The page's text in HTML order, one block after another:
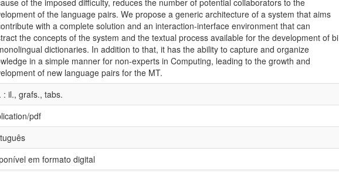
of the imposed difficulty, reduces the number of potential collaborators to the
of the language pairs. We propose a generic architecture of a system that aims
with a complete solution and an interaction-interface environment that can
the concepts of the system and the textual process available for the development of bi
dictionaries. In addition to that, it has the ability to capture and organize
in a simple manner for non-experts in Computing, leading to the growth and
of new language pairs for the MT.
: il., grafs., tabs.
pdf
em formato digital